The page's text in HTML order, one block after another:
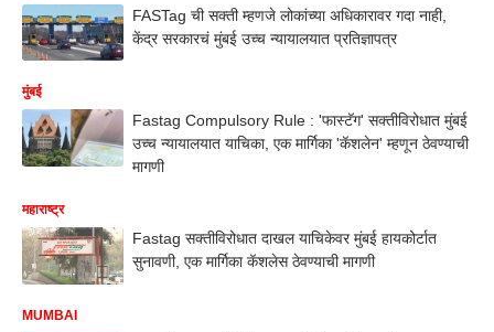
FASTag ची सक्ती म्हणजे लोकांच्या अधिकारावर गदा नाही,
केंद्र सरकारचं मुंबई उच्च न्यायालयात प्रतिज्ञापत्र
मुंबई
Fastag Compulsory Rule : 'फास्टॅग' सक्तीविरोधात मुंबई
उच्च न्यायालयात याचिका, एक मार्गिका 'कॅशलेन' म्हणून ठेवण्याची
मागणी
महाराष्ट्र
Fastag सक्तीविरोधात दाखल याचिकेवर मुंबई हायकोर्टात
सुनावणी, एक मार्गिका कॅशलेस ठेवण्याची मागणी
MUMBAI